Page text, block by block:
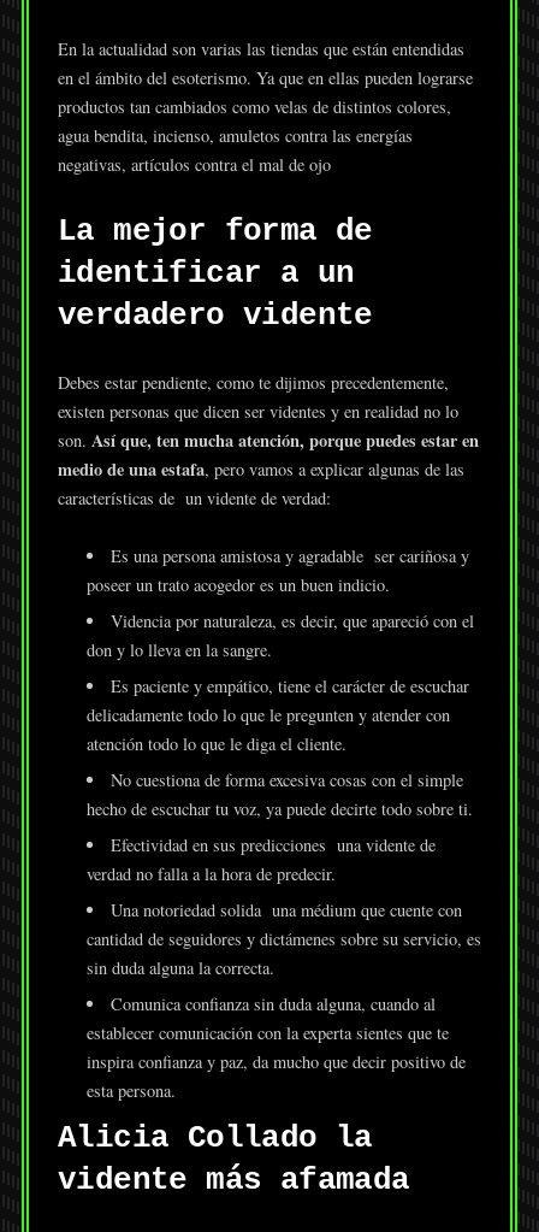
En la actualidad son varias las tiendas que están entendidas
en el ámbito del esoterismo. Ya que en ellas pueden lograrse
productos tan cambiados como velas de distintos colores,
agua bendita, incienso, amuletos contra las energías
negativas, artículos contra el mal de ojo
La mejor forma de
identificar a un
verdadero vidente
Debes estar pendiente, como te dijimos precedentemente,
existen personas que dicen ser videntes y en realidad no lo
son. Así que, ten mucha atención, porque puedes estar en
medio de una estafa, pero vamos a explicar algunas de las
características de un vidente de verdad:
Es una persona amistosa y agradable ser cariñosa y
poseer un trato acogedor es un buen indicio.
Videncia por naturaleza, es decir, que apareció con el
don y lo lleva en la sangre.
Es paciente y empático, tiene el carácter de escuchar
delicadamente todo lo que le pregunten y atender con
atención todo lo que le diga el cliente.
No cuestiona de forma excesiva cosas con el simple
hecho de escuchar tu voz, ya puede decirte todo sobre ti.
Efectividad en sus predicciones una vidente de
verdad no falla a la hora de predecir.
Una notoriedad solida una médium que cuente con
cantidad de seguidores y dictámenes sobre su servicio, es
sin duda alguna la correcta.
Comunica confianza sin duda alguna, cuando al
establecer comunicación con la experta sientes que te
inspira confianza y paz, da mucho que decir positivo de
esta persona.
Alicia Collado la
vidente más afamada